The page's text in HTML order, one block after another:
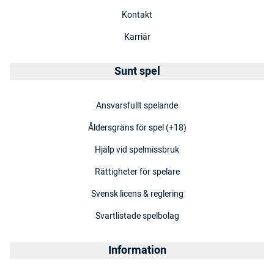
Kontakt
Karriär
Sunt spel
Ansvarsfullt spelande
Åldersgräns för spel (+18)
Hjälp vid spelmissbruk
Rättigheter för spelare
Svensk licens & reglering
Svartlistade spelbolag
Information